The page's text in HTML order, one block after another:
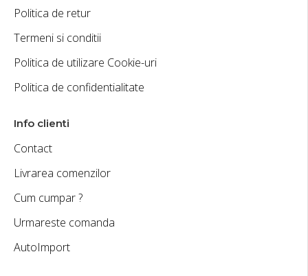
Politica de retur
Termeni si conditii
Politica de utilizare Cookie-uri
Politica de confidentialitate
Info clienti
Contact
Livrarea comenzilor
Cum cumpar ?
Urmareste comanda
AutoImport